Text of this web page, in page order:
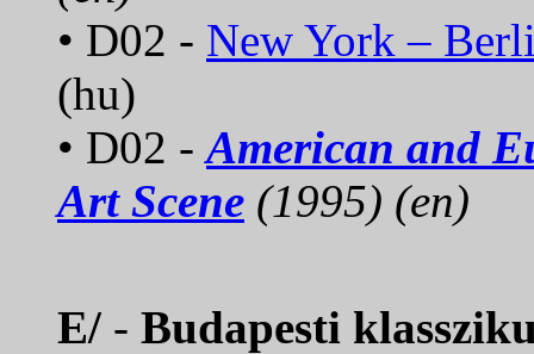
• D02 - New York –
(hu)
• D02 -American and
Art Scene (1995) (en)
E/ - Budapesti